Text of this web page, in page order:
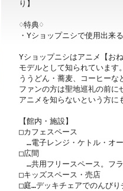
り】
♢特典♢
・Yショップニシで使用出来
Yショップニシはアニメ【お
モデルとして知られています
ううどん・蕎麦、コーヒー
ファンの方は聖地巡礼の前に
アニメを知らないという方に
【館内・施設】
□カフェスペース
…電子レンジ・ケトル・オ
□広間
…共用フリースペース。フ
□キッズスペース・売店
□庭…デッキチェアでのんび